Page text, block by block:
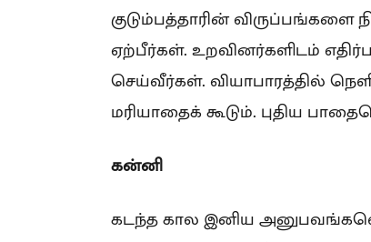
குடும்பத்தாரின்
ஏற்பீர்கள். உறவினர்களிடம்
செய்வீர்கள். வியாபாரத்தில்
மரியாதைக் கூடும். புதிய
கன்னி
கடந்த கால இனிய